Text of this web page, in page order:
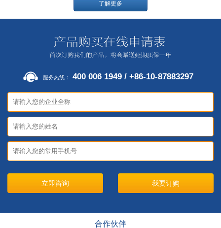
了解更多
服务热线： 400 006 1949 / +86-10-87883297
立即咨询
合作伙伴